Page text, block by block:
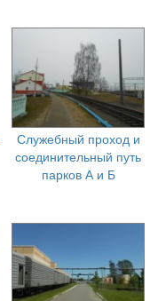
Служебный проход и
соединительный путь
парков А и Б